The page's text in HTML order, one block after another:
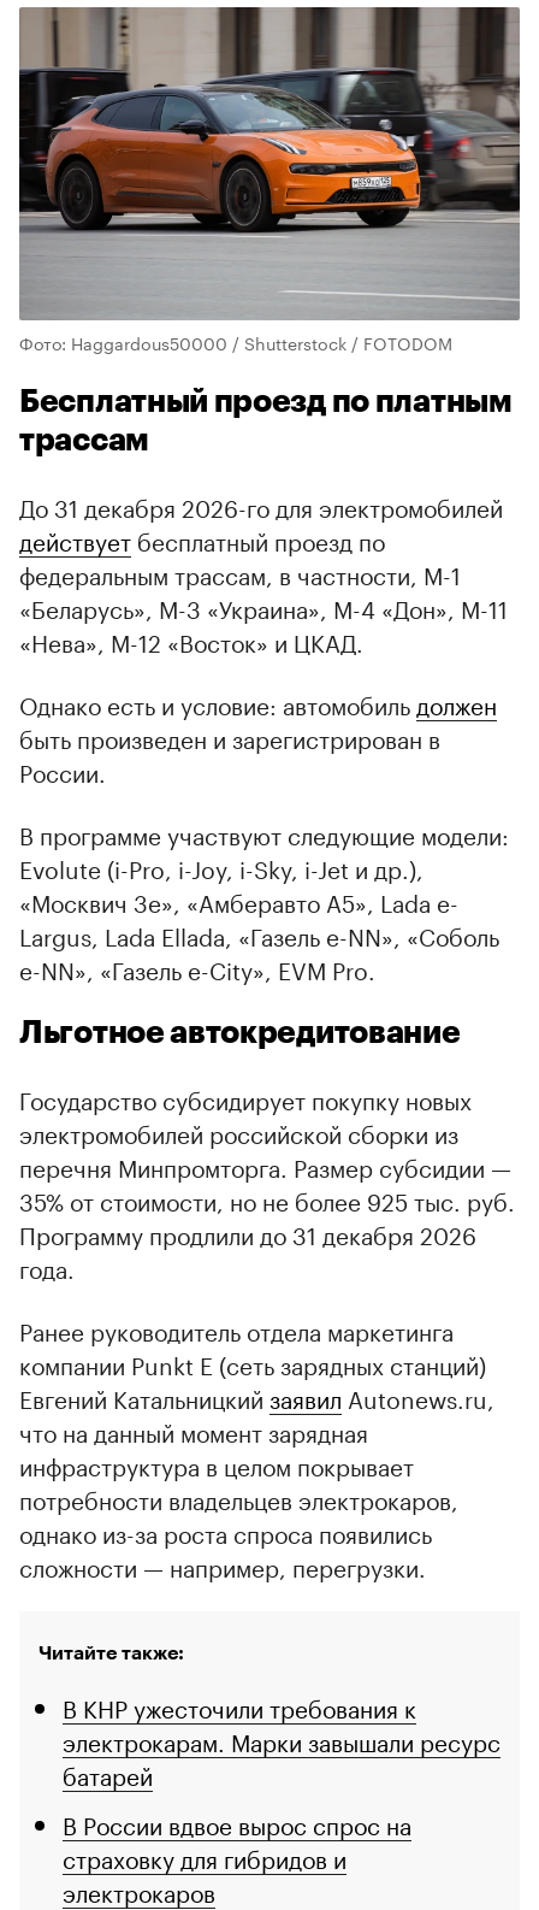
Фото: Haggardous50000 / Shutterstock / FOTODOM
Бесплатный проезд по платным
трассам
До 31 декабря 2026-го для электромобилей
действует бесплатный проезд по
федеральным трассам, в частности, М-1
«Беларусь», М-3 «Украина», М-4 «Дон», М-11
«Нева», М-12 «Восток» и ЦКАД.
Однако есть и условие: автомобиль должен
быть произведен и зарегистрирован в
России.
В программе участвуют следующие модели:
Evolute (i-Pro, i-Joy, i-Sky, i-Jet и др.),
«Москвич 3е», «Амберавто А5», Lada e-
Largus, Lada Ellada, «Газель e-NN», «Соболь
e-NN», «Газель e-City», EVM Pro.
Льготное автокредитование
Государство субсидирует покупку новых
электромобилей российской сборки из
перечня Минпромторга. Размер субсидии —
35% от стоимости, но не более 925 тыс. руб.
Программу продлили до 31 декабря 2026
года.
Ранее руководитель отдела маркетинга
компании Punkt E (сеть зарядных станций)
Евгений Катальницкий заявил Autonews.ru,
что на данный момент зарядная
инфраструктура в целом покрывает
потребности владельцев электрокаров,
однако из-за роста спроса появились
сложности — например, перегрузки.
Читайте также:
В КНР ужесточили требования к
электрокарам. Марки завышали ресурс
батарей
В России вдвое вырос спрос на
страховку для гибридов и
электрокаров